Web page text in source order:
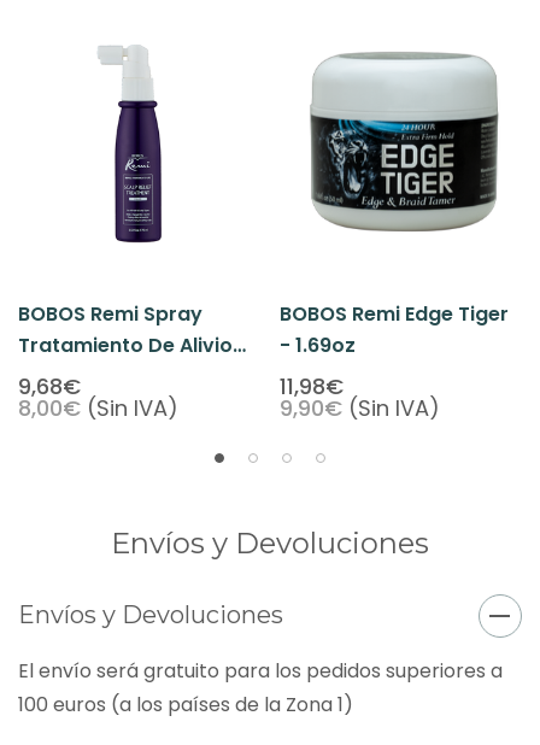
BOBOS Remi Spray
Tratamiento De Alivio
Cuero Cabelludo - Uva
2.53oz
9,68€
8,00€ (Sin IVA)
BOBOS Remi Edge Tiger
- 1.69oz
11,98€
9,90€ (Sin IVA)
Envíos y Devoluciones
Envíos y Devoluciones
El envío será gratuito para los pedidos superiores a
100 euros (a los países de la Zona 1)